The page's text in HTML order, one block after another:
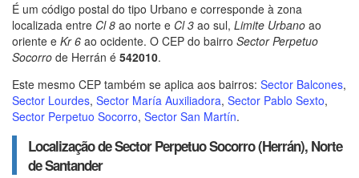
É um código postal do tipo Urbano e corresponde à zona
localizada entre Cl 8 ao norte e Cl 3 ao sul, Limite Urbano ao
oriente e Kr 6 ao ocidente. O CEP do bairro Sector Perpetuo
Socorro de Herrán é 542010.
Este mesmo CEP também se aplica aos bairros: Sector Balcones,
Sector Lourdes, Sector María Auxiliadora, Sector Pablo Sexto,
Sector Perpetuo Socorro, Sector San Martín.
Localização de Sector Perpetuo Socorro (Herrán), Norte
de Santander